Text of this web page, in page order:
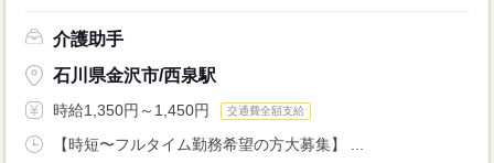
介護助手
石川県金沢市/西泉駅
時給1,350円～1,450円 交通費全額支給
【時短〜フルタイム勤務希望の方大募集】 ...